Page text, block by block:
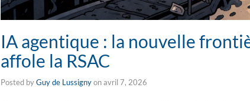
IA agentique : la nouvelle
affole la RSAC
Posted byGuy de Lussignyonavril 7, 2026